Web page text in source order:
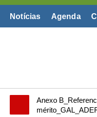
Notícias Agenda
Anexo